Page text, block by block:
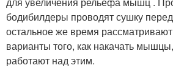
бодибилдеры проводят сушку
остальное же время
варианты того, как накачать
работают над этим.